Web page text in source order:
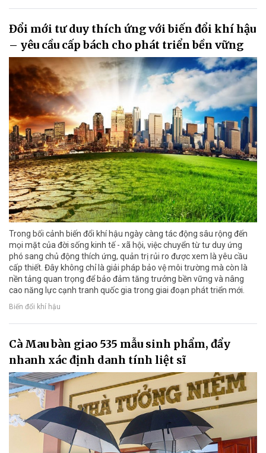
Đổi mới tư duy thích ứng với biến đổi khí hậu
– yêu cầu cấp bách cho phát triển bền vững
Trong bối cảnh biến đổi khí hậu ngày càng tác động sâu rộng đến
mọi mặt của đời sống kinh tế - xã hội, việc chuyển từ tư duy ứng
phó sang chủ động thích ứng, quản trị rủi ro được xem là yêu cầu
cấp thiết. Đây không chỉ là giải pháp bảo vệ môi trường mà còn là
nền tảng quan trọng để bảo đảm tăng trưởng bền vững và nâng
cao năng lực cạnh tranh quốc gia trong giai đoạn phát triển mới.
Biến đổi khí hậu
Cà Mau bàn giao 535 mẫu sinh phẩm, đẩy
nhanh xác định danh tính liệt sĩ